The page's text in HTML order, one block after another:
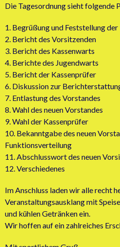
Die Tagesordnung sieht folgende
1. Begrüßung und Feststellung
2. Bericht des Vorsitzenden
3. Bericht des Kassenwarts
4. Berichte des Jugendwarts
5. Bericht der Kassenprüfer
6. Diskussion zur
7. Entlastung des Vorstandes
8. Wahl des neuen Vorstandes
9. Wahl der Kassenprüfer
10. Bekanntgabe des neuen
Funktionsverteilung
11. Abschlusswort des neuen
12. Verschiedenes
Im Anschluss laden wir alle recht
Veranstaltungsausklang mit
und kühlen Getränken ein.
Wir hoffen auf ein zahlreiches